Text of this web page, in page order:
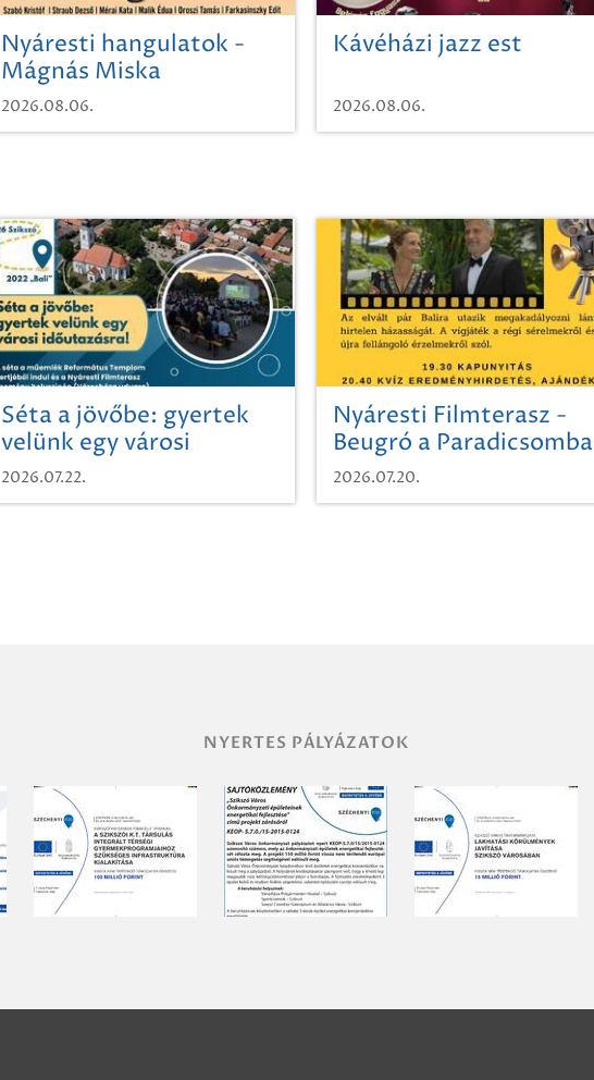
Nyáresti hangulatok -
Mágnás Miska
2026.08.06.
Kávéházi jazz est
2026.08.06.
Séta a jövőbe: gyertek
velünk egy városi
időutazásra!
2026.07.22.
Nyáresti Filmterasz -
Beugró a Paradicsomba
2026.07.20.
NYERTES PÁLYÁZATOK